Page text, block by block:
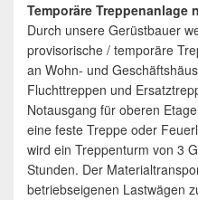
Temporäre Treppenanlage
Durch unsere Gerüstbauer
provisorische / temporäre
an Wohn- und
Fluchttreppen und
Notausgang für oberen
eine feste Treppe oder
wird ein Treppenturm von 3
Stunden. Der
betriebseigenen Lastwägen